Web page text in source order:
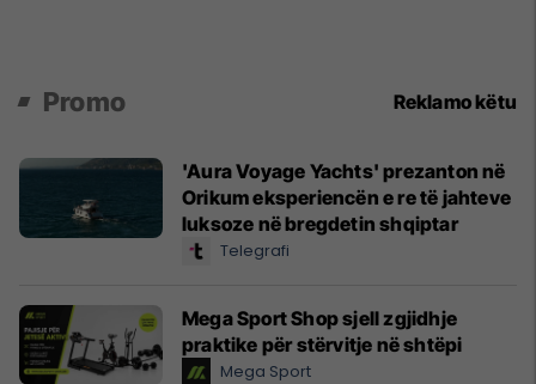
Promo Reklamo këtu
'Aura Voyage Yachts' prezanton në
Orikum eksperiencën e re të jahteve
luksoze në bregdetin shqiptar
Telegrafi
Mega Sport Shop sjell zgjidhje
praktike për stërvitje në shtëpi
Mega Sport